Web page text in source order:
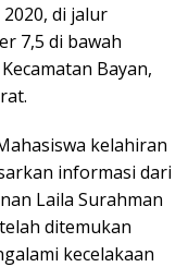
di jalur
7,5 di bawah
Bayan,
kelahiran
informasi dari
Laila Surahman
ditemukan
kecelakaan